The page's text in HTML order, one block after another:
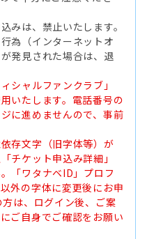
みは、禁止いたします。
為（インターネットオ
発見された場合は、退
シャルファンクラブ」
いたします。電話番号の
に進めませんので、事前
存文字（旧字体等）が
チケット申込み詳細」
「ワタナベID」プロフ
外の字体に変更後にお申
は、ログイン後、ご案
ご自身でご確認をお願い